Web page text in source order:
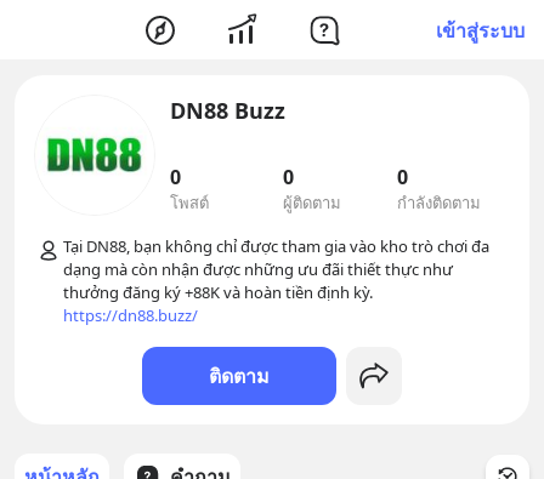
เข้าสู่ระบบ
DN88 Buzz
0
โพสต์
0
ผู้ติดตาม
0
กำลังติดตาม
Tại DN88, bạn không chỉ được tham gia vào kho trò chơi đa
dạng mà còn nhận được những ưu đãi thiết thực như
https://dn88.buzz/
ติดตาม